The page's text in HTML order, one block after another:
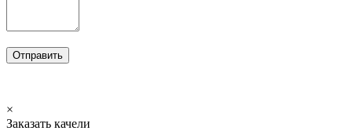
×
Заказать качели